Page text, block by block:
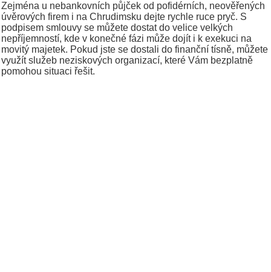
Zejména u nebankovních půjček od pofidérních, neověřených
úvěrových firem i na Chrudimsku dejte rychle ruce pryč. S
podpisem smlouvy se můžete dostat do velice velkých
nepříjemností, kde v konečné fázi může dojít i k exekuci na
movitý majetek. Pokud jste se dostali do finanční tísně, můžete
využít služeb neziskových organizací, které Vám bezplatně
pomohou situaci řešit.